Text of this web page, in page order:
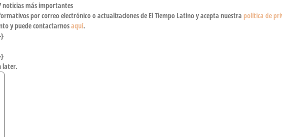
noticias más importantes
por correo electrónico o actualizaciones de El Tiempo Latino y acepta nuestra política de
y puede contactarnosaquí.
later.